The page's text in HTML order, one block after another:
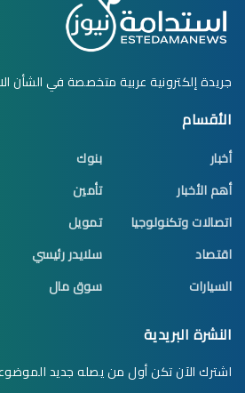
جريدة إلكترونية عربية متخصصة في الشأن
الأقسام
أخبار
أهم الأخبار
اتصالات وتكنولوجيا
اقتصاد
السيارات
بنوك
تأمين
تمويل
سلايدر رئيسي
سوق مال
النشرة البريدية
اشترك الآن تكن أول من يصله جديد